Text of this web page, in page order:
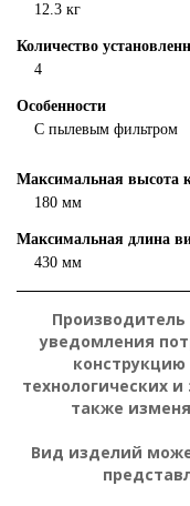
12.3 кг
Количество
4
Особенности
С пылевым фильтром
Максимальная высота
180 мм
Максимальная длина
430 мм
Производитель
уведомления
технологических
также
Вид изделий